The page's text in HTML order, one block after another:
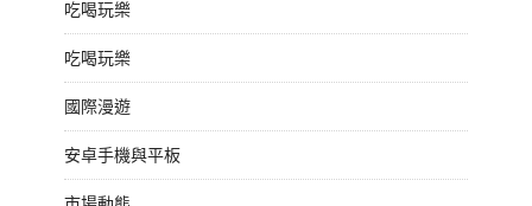
吃喝玩樂
吃喝玩樂
國際漫遊
安卓手機與平板